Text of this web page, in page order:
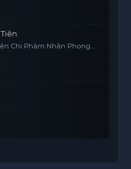
Chi Phàm Nhân Phong